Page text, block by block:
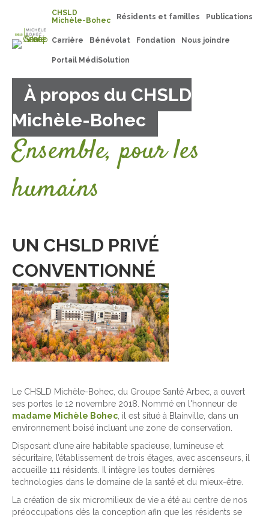
CHSLD
Michèle-Bohec
Résidents et familles Publications
Carrière Bénévolat Fondation Nous joindre
Portail MédiSolution
À propos du CHSLD
Michèle-Bohec
Ensemble, pour les
humains
UN CHSLD PRIVÉ
CONVENTIONNÉ
Le CHSLD Michèle-Bohec, du Groupe Santé Arbec, a ouvert
ses portes le 12 novembre 2018. Nommé en l'honneur de
madame Michèle Bohec , il est situé à Blainville, dans un
environnement boisé incluant une zone de conservation.
Disposant d’une aire habitable spacieuse, lumineuse et
sécuritaire, l’établissement de trois étages, avec ascenseurs, il
accueille 111 résidents. Il intègre les toutes dernières
technologies dans le domaine de la santé et du mieux-être.
La création de six micromilieux de vie a été au centre de nos
préoccupations dès la conception afin que les résidents se